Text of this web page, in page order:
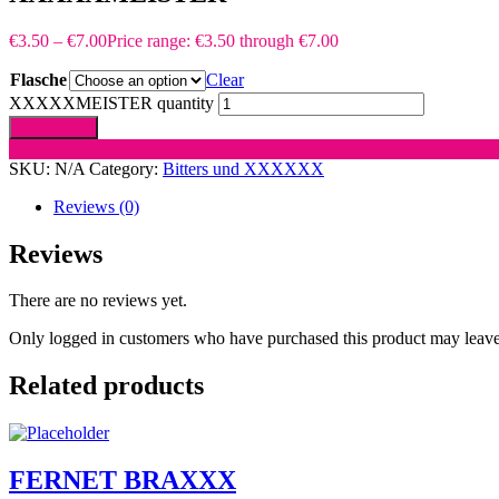
€3.50 – €7.00Price range: €3.50 through €7.00
Flasche
Clear
XXXXXMEISTER quantity
SKU: N/A Category: Bitters und XXXXXX
Reviews (0)
Reviews
There are no reviews yet.
Only logged in customers who have purchased this product may
Related products
FERNET BRAXXX